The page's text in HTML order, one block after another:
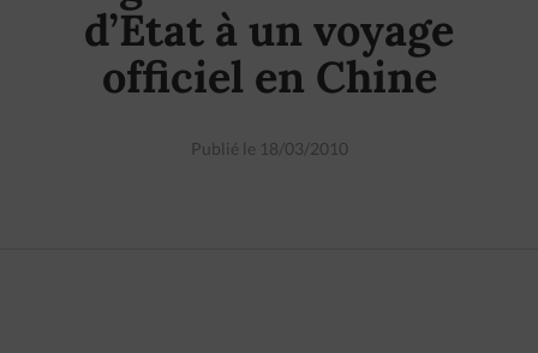
d’Etat à un voyage
officiel en Chine
Publié le 18/03/2010